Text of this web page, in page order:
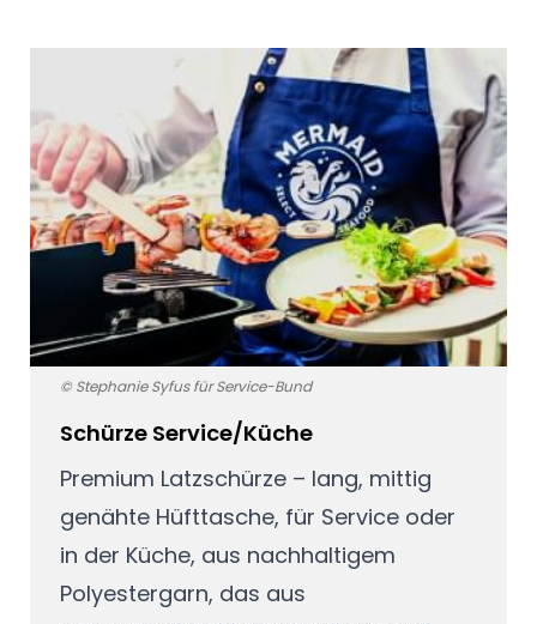
Schürze Service/Küche
Premium Latzschürze – lang, mittig
genähte Hüfttasche, für Service oder
in der Küche, aus nachhaltigem
Polyestergarn, das aus
© Stephanie Syfus für Service-Bund